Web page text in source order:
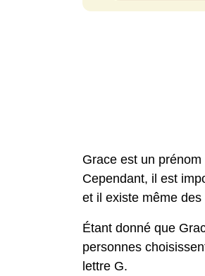
Grace est un
Cependant, il est
et il existe même
Étant donné que
personnes
lettre G.